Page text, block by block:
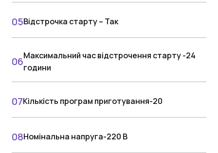
Відстрочка старту – Так
Максимальний час відстрочення старту -24
години
Кількість програм приготування-20
Номінальна напруга-220 В